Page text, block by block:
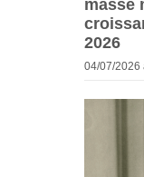
masse
2026
04/07/2026